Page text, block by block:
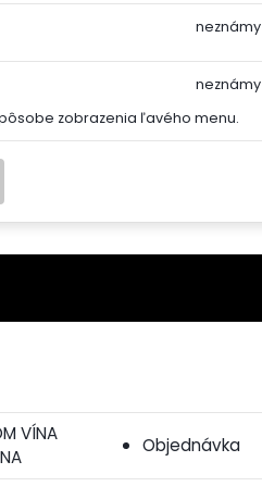
neznámy
zobrazenia ľavého menu.
neznámy
VÍNA
Objednávka